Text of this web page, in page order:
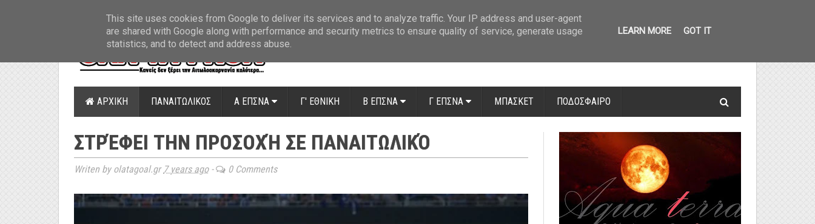
ΑΡΧΙΚΗ ΠΑΝΑΙΤΩΛΙΚΟΣ Α ΕΠΣΝΑ Γ' ΕΘΝΙΚΗ Β ΕΠΣΝΑ Γ ΕΠΣΝΑ ΜΠΑΣΚΕΤ ΠΟΔΟΣΦΑΙΡΟ
ΣΤΡΈΦΕΙ ΤΗΝ ΠΡΟΣΟΧΉ ΣΕ ΠΑΝΑΙΤΩΛΙΚΌ
Writen by olatagoal.gr 7 years ago- 0 Comments
This site uses cookies from Google to deliver its services and to analyze traffic. Your IP address and user-agent
are shared with Google along with performance and security metrics to ensure quality of service, generate usage
statistics, and to detect and address abuse.
LEARN MORE GOT IT